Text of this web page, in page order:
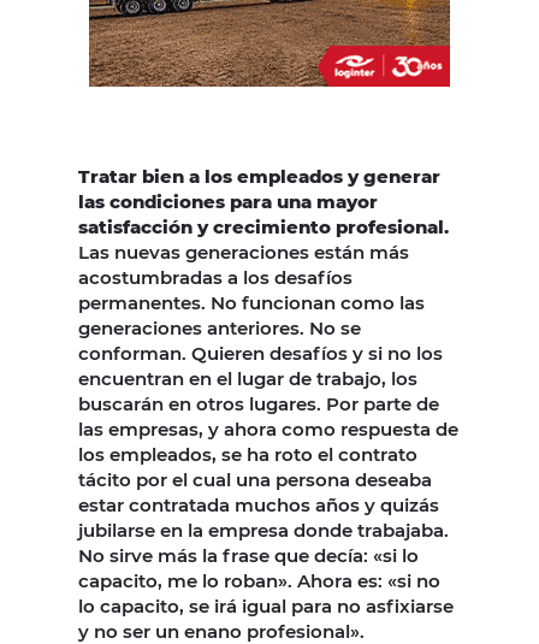
Tratar bien a los empleados y generar
las condiciones para una mayor
satisfacción y crecimiento profesional.
Las nuevas generaciones están más
acostumbradas a los desafíos
permanentes. No funcionan como las
generaciones anteriores. No se
conforman. Quieren desafíos y si no los
encuentran en el lugar de trabajo, los
buscarán en otros lugares. Por parte de
las empresas, y ahora como respuesta de
los empleados, se ha roto el contrato
tácito por el cual una persona deseaba
estar contratada muchos años y quizás
jubilarse en la empresa donde trabajaba.
No sirve más la frase que decía: «si lo
capacito, me lo roban». Ahora es: «si no
lo capacito, se irá igual para no asfixiarse
y no ser un enano profesional».